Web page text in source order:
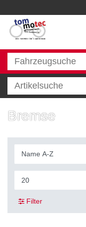
Bremse
Filter